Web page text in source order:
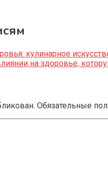
кулинарное
на здоровье,
Обязательные